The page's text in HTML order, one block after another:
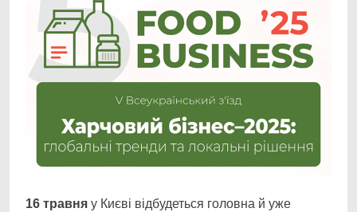
16 травня у Києві відбудеться головна й уже